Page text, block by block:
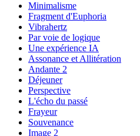
Minimalisme
Fragment d'Euphoria
Vibrahertz
Par voie de logique
Une expérience IA
Assonance et Allitération
Andante 2
Déjeuner
Perspective
L'écho du passé
Frayeur
Souvenance
Image 2